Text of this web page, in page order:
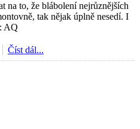
na to, že blábolení nejrůznějších
tak nějak úplně nesedí. I
AQ
Číst dál...